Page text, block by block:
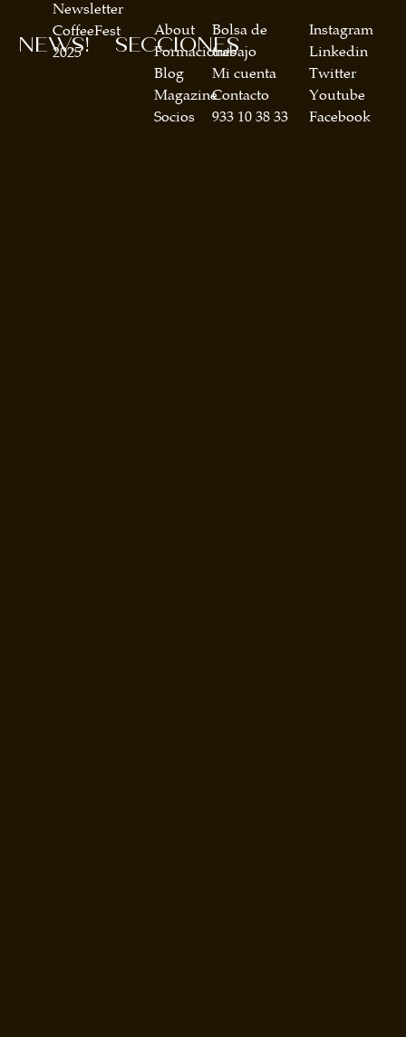
SECCIONES
About
Formaciones
Blog
Magazine
Socios
Bolsa de
trabajo
Mi cuenta
Contacto
933 10 38 33
NEWS!
Newsletter
CoffeeFest
2025
Instagram
Linkedin
Twitter
Youtube
Facebook